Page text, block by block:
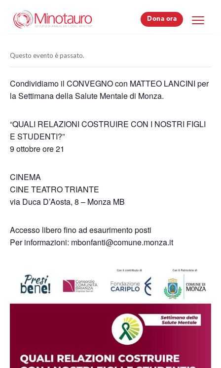
Dona ora
Dona ora
Questo evento è passato.
Condividiamo il CONVEGNO con MATTEO LANCINI per
la Settimana della Salute Mentale di Monza.
“QUALI RELAZIONI COSTRUIRE CON I NOSTRI FIGLI
E STUDENTI?”
9 ottobre ore 21
CINEMA
CINE TEATRO TRIANTE
via Duca D’Aosta, 8 – Monza MB
Accesso libero fino ad esaurimento posti
Per informazioni: mbonfanti@comune.monza.it